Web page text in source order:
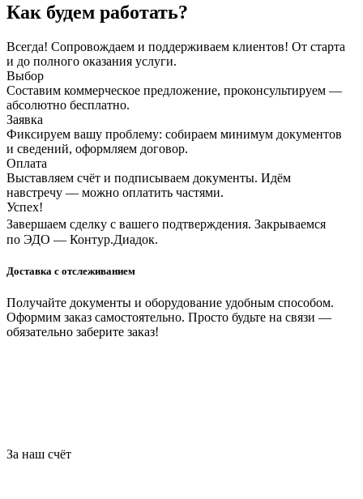
Как будем работать?
Всегда! Сопровождаем и поддерживаем клиентов! От старта
и до полного оказания услуги.
Выбор
Составим коммерческое предложение, проконсультируем —
абсолютно бесплатно.
Заявка
Фиксируем вашу проблему: собираем минимум документов
и сведений, оформляем договор.
Оплата
Выставляем счёт и подписываем документы. Идём
навстречу — можно оплатить частями.
Успех!
Завершаем сделку с вашего подтверждения. Закрываемся
по ЭДО — Контур.Диадок.
Доставка с отслеживанием
Получайте документы и оборудование удобным способом.
Оформим заказ самостоятельно. Просто будьте на связи —
обязательно заберите заказ!
За наш счёт